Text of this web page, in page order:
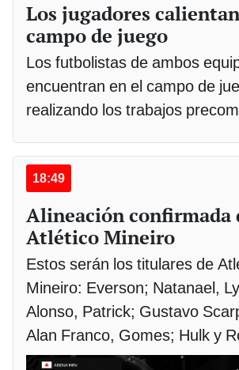
Los jugadores
campo de juego
Los futbolistas de ambos
encuentran en el campo de
realizando los trabajos
18:49
Alineación confirmada
Atlético Mineiro
Estos serán los titulares de
Mineiro: Everson; Natanael,
Alonso, Patrick; Gustavo
Alan Franco, Gomes; Hulk y